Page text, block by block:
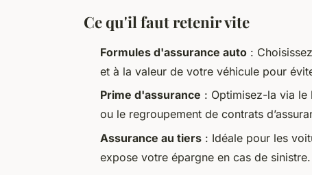
Ce qu'il faut retenir vite
Formules d'assurance auto :
et à la valeur de votre véhicule pour
Prime d'assurance : Optimisez-la via le
ou le regroupement de contrats
Assurance au tiers : Idéale pour les
expose votre épargne en cas de sinistre.